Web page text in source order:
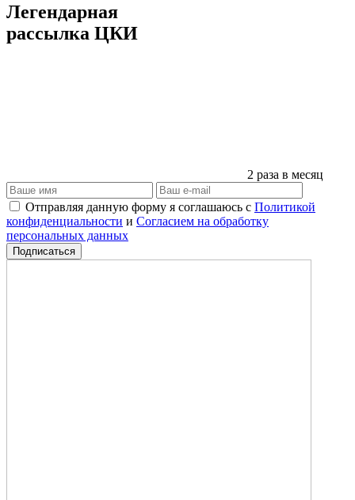
Легендарная
рассылка ЦКИ
2 раза в месяц
Отправляя данную форму я соглашаюсь с Политикой
конфиденциальности и Согласием на обработку
персональных данных
Подписаться